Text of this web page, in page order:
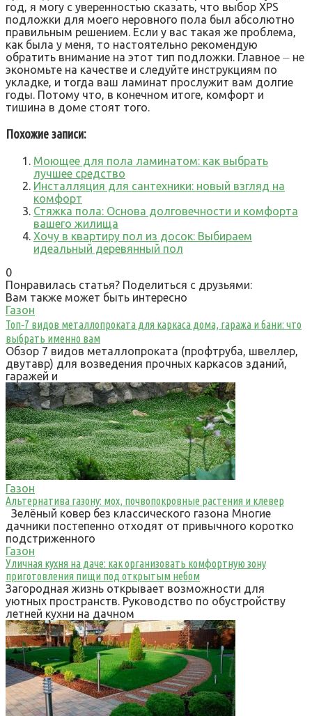
год‚ я могу с уверенностью сказать‚ что выбор XPS
подложки для моего неровного пола был абсолютно
правильным решением. Если у вас такая же проблема‚
как была у меня‚ то настоятельно рекомендую
обратить внимание на этот тип подложки. Главное ⏤ не
экономьте на качестве и следуйте инструкциям по
укладке‚ и тогда ваш ламинат прослужит вам долгие
годы. Потому что‚ в конечном итоге‚ комфорт и
тишина в доме стоят того.
Похожие записи:
Моющее для пола ламинатом: как выбрать
лучшее средство
Инсталляция для сантехники: новый взгляд на
комфорт
Стяжка пола: Основа долговечности и комфорта
вашего жилища
Хочу в квартиру пол из досок: Выбираем
идеальный деревянный пол
0
Понравилась статья? Поделиться с друзьями:
Вам также может быть интересно
Газон
Топ‑7 видов металлопроката для каркаса дома, гаража и бани: что
выбрать именно вам
Обзор 7 видов металлопроката (профтруба, швеллер,
двутавр) для возведения прочных каркасов зданий,
гаражей и
Газон
Альтернатива газону: мох, почвопокровные растения и клевер
Зелёный ковер без классического газона Многие
дачники постепенно отходят от привычного коротко
подстриженного
Газон
Уличная кухня на даче: как организовать комфортную зону
приготовления пищи под открытым небом
Загородная жизнь открывает возможности для
уютных пространств. Руководство по обустройству
летней кухни на дачном